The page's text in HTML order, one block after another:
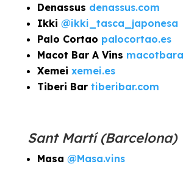
Denassus denassus.com
Ikki @ikki_tasca_japonesa
Palo Cortao palocortao.es
Macot Bar A Vins
Xemei xemei.es
Tiberi Bar tiberibar.com
Sant Martí (Barcelona)
Masa @Masa.vins